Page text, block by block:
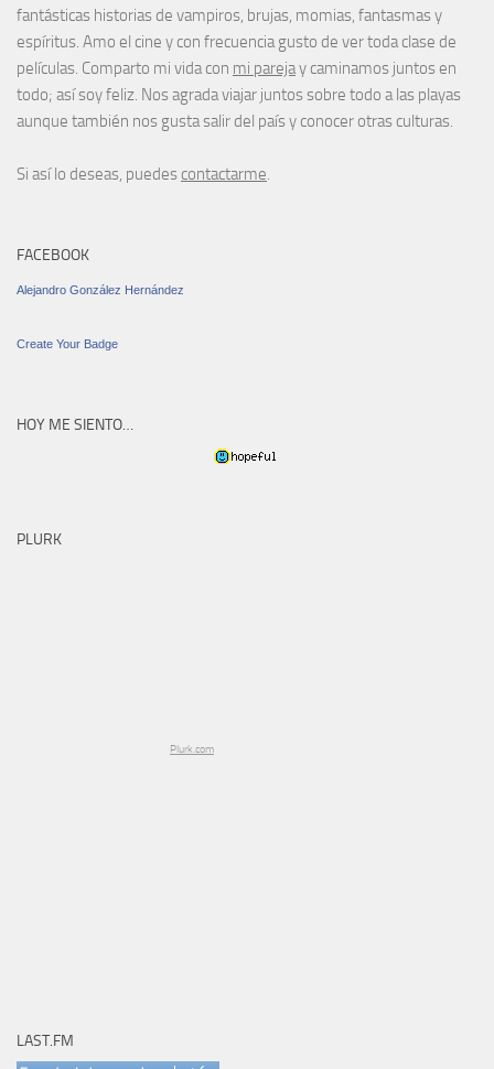
fantásticas historias de vampiros, brujas, momias, fantasmas y
espíritus. Amo el cine y con frecuencia gusto de ver toda clase de
películas. Comparto mi vida con mi parejay caminamos juntos en
todo; así soy feliz. Nos agrada viajar juntos sobre todo a las playas
aunque también nos gusta salir del país y conocer otras culturas.
Si así lo deseas, puedes contactarme.
FACEBOOK
Alejandro González Hernández
Create Your Badge
HOY ME SIENTO…
PLURK
Plurk.com
LAST.FM